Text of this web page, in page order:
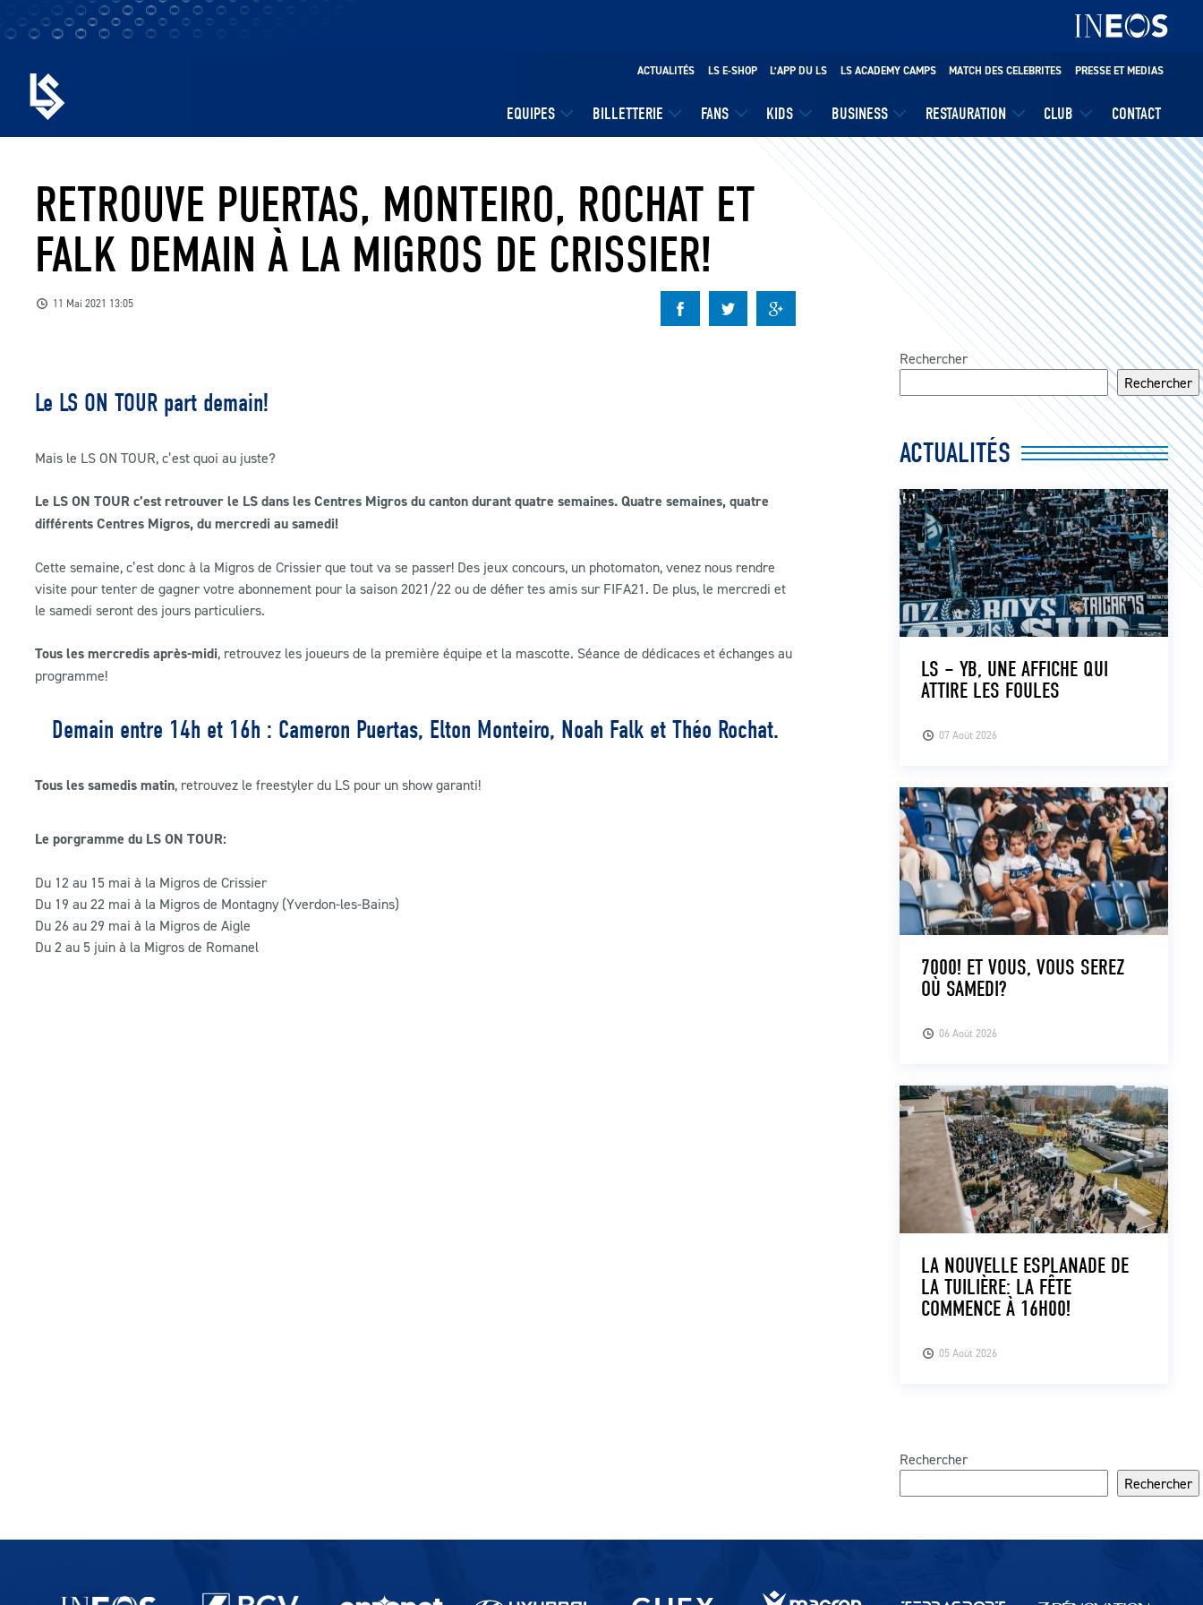
EQUIPES BILLETTERIE FANS KIDS BUSINESS RESTAURATION CLUB CONTACT
ACTUALITÉS LS E-SHOP L’APP DU LS LS ACADEMY CAMPS MATCH DES CELEBRITES PRESSE ET MEDIAS
RETROUVE PUERTAS, MONTEIRO, ROCHAT ET
FALK DEMAIN À LA MIGROS DE CRISSIER!
11 Mai 2021 13:05
Le LS ON TOUR part demain!
Mais le LS ON TOUR, c’est quoi au juste?
Le LS ON TOUR c’est retrouver le LS dans les Centres Migros du canton durant quatre semaines. Quatre semaines, quatre
différents Centres Migros, du mercredi au samedi!
Cette semaine, c’est donc à la Migros de Crissier que tout va se passer! Des jeux concours, un photomaton, venez nous rendre
visite pour tenter de gagner votre abonnement pour la saison 2021/22 ou de défier tes amis sur FIFA21. De plus, le mercredi et
le samedi seront des jours particuliers.
Tous les mercredis après-midi, retrouvez les joueurs de la première équipe et la mascotte. Séance de dédicaces et échanges au
programme!
Demain entre 14h et 16h : Cameron Puertas, Elton Monteiro, Noah Falk et Théo Rochat.
Tous les samedis matin, retrouvez le freestyler du LS pour un show garanti!
Le porgramme du LS ON TOUR:
Du 12 au 15 mai à la Migros de Crissier
Du 19 au 22 mai à la Migros de Montagny (Yverdon-les-Bains)
Du 26 au 29 mai à la Migros de Aigle
Du 2 au 5 juin à la Migros de Romanel
Rechercher
Rechercher
ACTUALITÉS
07 Août 2026
LS – YB, UNE AFFICHE QUI
ATTIRE LES FOULES
06 Août 2026
7000! ET VOUS, VOUS SEREZ
OÙ SAMEDI?
05 Août 2026
LA NOUVELLE ESPLANADE DE
LA TUILIÈRE: LA FÊTE
COMMENCE À 16H00!
Rechercher
Rechercher
Partenaires du lausanne-Sport